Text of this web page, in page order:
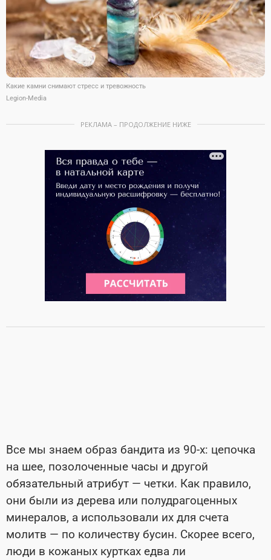
Какие камни снимают стресс и тревожность
Legion-Media
РЕКЛАМА – ПРОДОЛЖЕНИЕ НИЖЕ
Все мы знаем образ бандита из 90-х: цепочка
на шее, позолоченные часы и другой
обязательный атрибут — четки. Как правило,
они были из дерева или полудрагоценных
минералов, а использовали их для счета
молитв — по количеству бусин. Скорее всего,
люди в кожаных куртках едва ли